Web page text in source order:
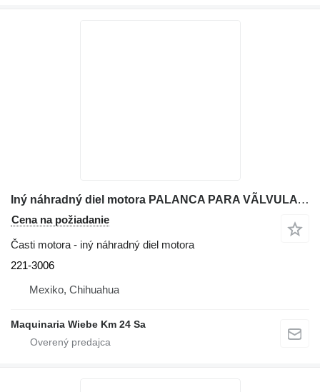
Iný náhradný diel motora PALANCA PARA VÃLVULA DE ESTABILIZADORAS 221-3006 na rýpadla-nakladača Caterpillar 416E
Cena na požiadanie
Časti motora - iný náhradný diel motora
221-3006
Mexiko, Chihuahua
Maquinaria Wiebe Km 24 Sa